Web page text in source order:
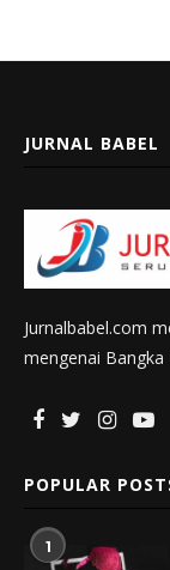
JURNAL BABEL
Jurnalbabel.com
mengenai Bangka
POPULAR
1